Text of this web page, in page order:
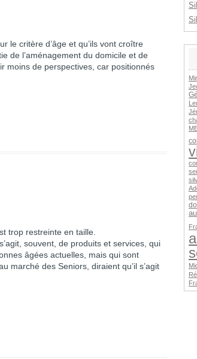
le critère d’âge et qu’ils vont croître
de l’aménagement du domicile et de
moins de perspectives, car positionnés
trop restreinte en taille
souvent, de produits et services, qui
âgées actuelles, mais qui sont
marché des Seniors, diraient qu’il s’agit